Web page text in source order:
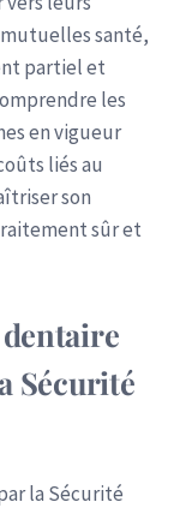
santé,
partiel et
les
en vigueur
liés au
son
sûr et
Sécurité
la Sécurité